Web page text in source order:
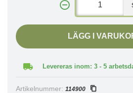
LÄGG I
Levereras inom: 3 - 5
Artikelnummer: 114900